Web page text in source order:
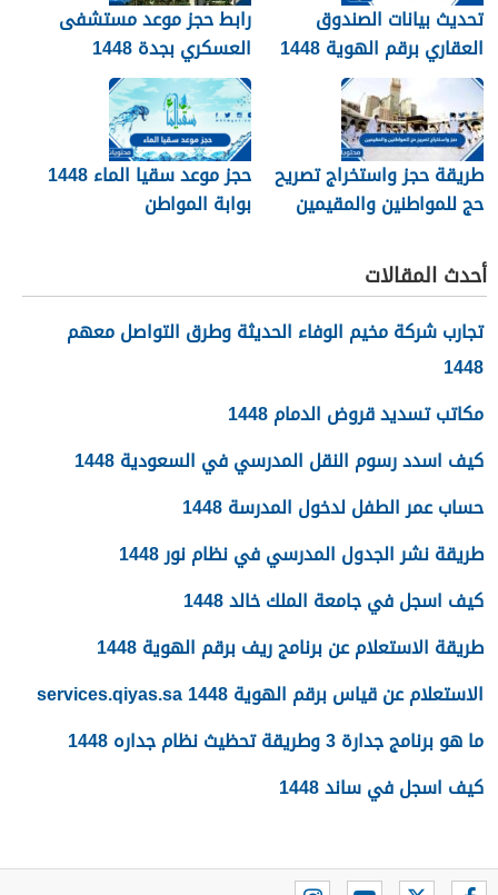
تحديث بيانات الصندوق
العقاري برقم الهوية 1448
الرابط والخطوات
رابط حجز موعد مستشفى
العسكري بجدة 1448
طريقة حجز واستخراج تصريح
حج للمواطنين والمقيمين
حجز موعد سقيا الماء 1448
بوابة المواطن
أحدث المقالات
تجارب شركة مخيم الوفاء الحديثة وطرق التواصل معهم
1448
مكاتب تسديد قروض الدمام 1448
كيف اسدد رسوم النقل المدرسي في السعودية 1448
حساب عمر الطفل لدخول المدرسة 1448
طريقة نشر الجدول المدرسي في نظام نور 1448
كيف اسجل في جامعة الملك خالد 1448
طريقة الاستعلام عن برنامج ريف برقم الهوية 1448
الاستعلام عن قياس برقم الهوية 1448 services.qiyas.sa
ما هو برنامج جدارة 3 وطريقة تحظيث نظام جداره 1448
كيف اسجل في ساند 1448